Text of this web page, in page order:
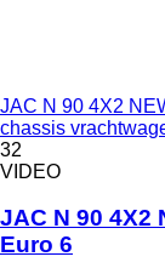
JAC N 90 4X2
chassis
32
VIDEO
JAC N 90 4X2
Euro 6